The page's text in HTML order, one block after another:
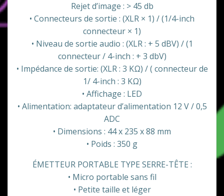
Rejet d’image : > 45 db
• Connecteurs de sortie : (XLR × 1) / (1/4-inch
connecteur × 1)
• Niveau de sortie audio : (XLR : + 5 dBV) / (1
connecteur / 4-inch : + 3 dbV)
• Impédance de sortie: (XLR : 3 KΩ) / ( connecteur de
1/ 4-inch : 3 KΩ)
• Affichage : LED
• Alimentation: adaptateur d’alimentation 12 V / 0,5
ADC
• Dimensions : 44 x 235 x 88 mm
• Poids : 350 g
ÉMETTEUR PORTABLE TYPE SERRE-TÊTE :
• Micro portable sans fil
• Petite taille et léger